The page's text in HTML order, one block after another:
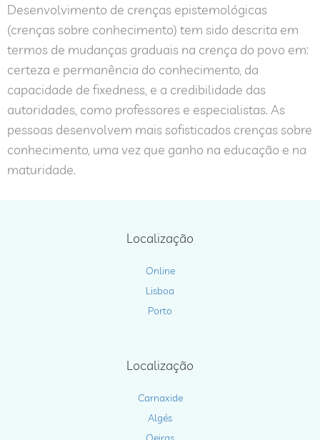
Desenvolvimento de crenças epistemológicas
(crenças sobre conhecimento) tem sido descrita em
termos de mudanças graduais na crença do povo em:
certeza e permanência do conhecimento, da
capacidade de fixedness, e a credibilidade das
autoridades, como professores e especialistas. As
pessoas desenvolvem mais sofisticados crenças sobre
conhecimento, uma vez que ganho na educação e na
maturidade.
Localização
Online
Lisboa
Porto
Localização
Carnaxide
Algés